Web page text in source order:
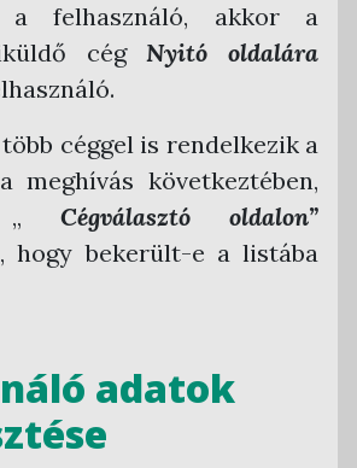
a felhasználó, akkor a
cégNyitó oldalára
céggel is rendelkezik a
meghívás következtében,
Cégválasztó oldalon”
hogy bekerült-e a listába
adatok